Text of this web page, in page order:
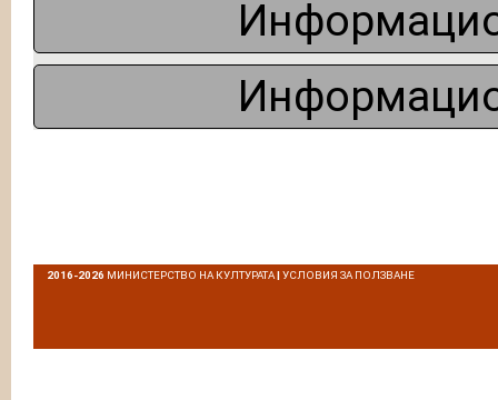
2016-2026 МИНИСТЕРСТВО НА КУЛТУРАТА|УСЛОВИЯ ЗА ПОЛЗВАНЕ